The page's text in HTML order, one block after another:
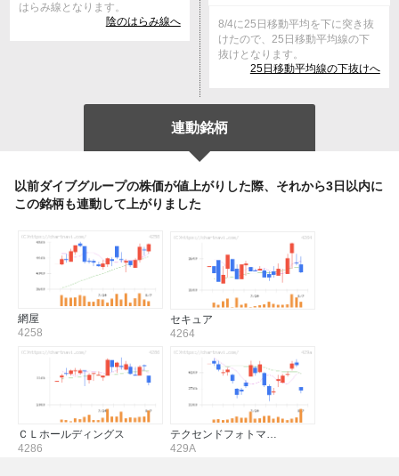
はらみ線となります。
陰のはらみ線へ
8/4に25日移動平均を下に突き抜
けたので、25日移動平均線の下
抜けとなります。
25日移動平均線の下抜けへ
連動銘柄
以前ダイブグループの株価が値上がりした際、それから3日以内に
この銘柄も連動して上がりました
網屋
4258
セキュア
4264
ＣＬホールディングス
4286
テクセンドフォトマ…
429A